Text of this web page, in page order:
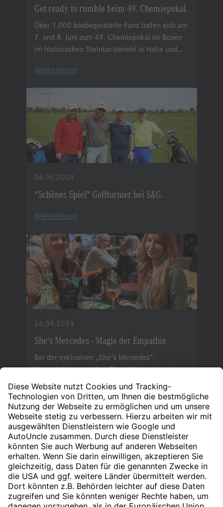
Get ready to rumble beim 49. Chemiepokal.
Über 1.000 boxbegeisterte Fans trafen sich am
7. und 8. Juni zum 49. Chemiepokal im Boxen
im historischen Steintor-Varieté in Halle und
begleitet von einem schillernden
Weiterlesen
06.05.2024
"Schönes Spiel" Golfturnier bei S&G.
Weiterlesen
26.04.2024
She's Mercedes - Magie der Empathie
Bei der exklusiven „She's Mercedes“-
Veranstaltung mit dem Titel „Magie zwischen
Mücken und Elefanten“ erlebten knapp 90
Teilnehmerinnen einen Abend voll
inspirierender Impulse und neuer Perspektiven.
Weiterlesen
Nach oben